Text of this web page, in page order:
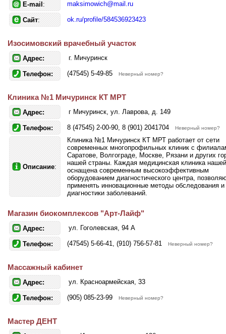
E-mail : maksimowich@mail.ru
Сайт: ok.ru/profile/584536923423
Изосимовский врачебный участок
Адрес: г. Мичуринск
Телефон: (47545) 5-49-85 Неверный номер?
Клиника №1 Мичуринск КТ МРТ
Адрес: г Мичуринск, ул. Лаврова, д. 149
Телефон: 8 (47545) 2-00-90, 8 (901) 2041704 Неверный номер?
Описание:
Клиника №1 Мичуринск КТ МРТ работает от сети
современных многопрофильных клиник с
Саратове, Волгограде, Москве, Рязани и других
нашей страны. Каждая медицинская клиника
оснащена современным высокоэффективным
оборудованием диагностического центра,
применять инновационные методы обследования и
диагностики заболеваний.
Магазин биокомплексов "Арт-Лайф"
Адрес: ул. Гоголевская, 94 А
Телефон: (47545) 5-66-41, (910) 756-57-81 Неверный номер?
Массажный кабинет
Адрес: ул. Красноармейская, 33
Телефон: (905) 085-23-99 Неверный номер?
Мастер ДЕНТ